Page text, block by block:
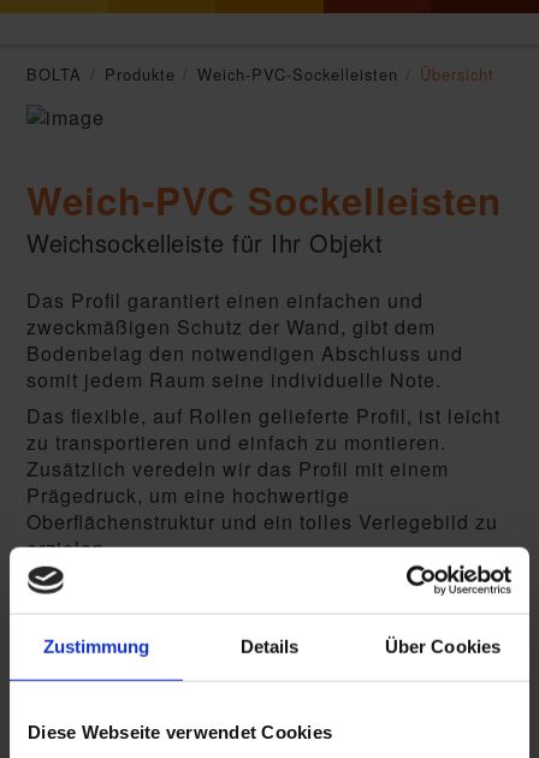
Zustimmung Details Über Cookies
Diese Webseite verwendet Cookies
BOLTA Produkte Weich-PVC-Sockelleisten Übersicht
Weich-PVC Sockelleisten
Weichsockelleiste für Ihr Objekt
Das Profil garantiert einen einfachen und
zweckmäßigen Schutz der Wand, gibt dem
Bodenbelag den notwendigen Abschluss und
somit jedem Raum seine individuelle Note.
Das flexible, auf Rollen gelieferte Profil, ist leicht
zu transportieren und einfach zu montieren.
Zusätzlich veredeln wir das Profil mit einem
Präge­druck, um eine hochwertige
Oberflächenstruktur und ein tolles Verlegebild zu
erzielen.
Die Ausbildung der Innen- und Außenecken kann
bei den Profilen endlos von der Rolle erfolgen.
Wählen Sie aus unserer umfangreichen
Farbpalette die passende Farbe für Ihr Objekt.